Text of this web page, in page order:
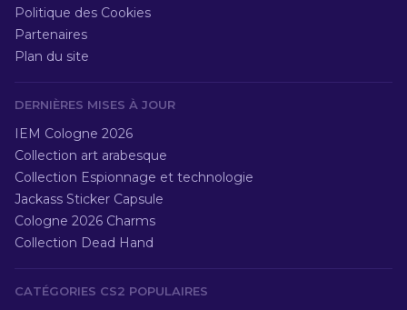
Politique des Cookies
Partenaires
Plan du site
DERNIÈRES MISES À JOUR
IEM Cologne 2026
Collection art arabesque
Collection Espionnage et technologie
Jackass Sticker Capsule
Cologne 2026 Charms
Collection Dead Hand
CATÉGORIES CS2 POPULAIRES